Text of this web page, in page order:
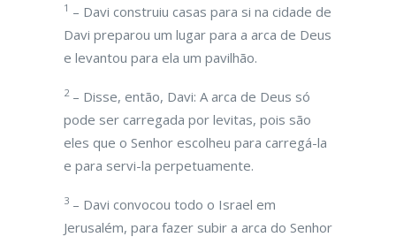
1 – Davi construiu casas para si na cidade de
Davi preparou um lugar para a arca de Deus
e levantou para ela um pavilhão.
2– Disse, então, Davi: A arca de Deus só
pode ser carregada por levitas, pois são
eles que o Senhor escolheu para carregá-la
e para servi-la perpetuamente.
3 – Davi convocou todo o Israel em
Jerusalém, para fazer subir a arca do Senhor